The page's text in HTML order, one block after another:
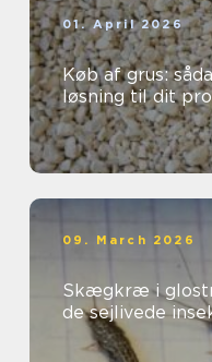
01. April 2026
Køb af grus:
løsning til dit
09. March 2026
Skægkræ i glostrup sådan får du
de sejlivede